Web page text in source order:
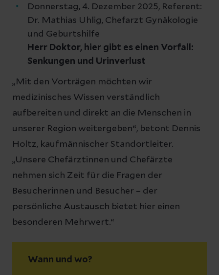
Donnerstag, 4. Dezember 2025, Referent:
Dr. Mathias Uhlig, Chefarzt Gynäkologie
und Geburtshilfe
Herr Doktor, hier gibt es einen Vorfall:
Senkungen und Urinverlust
„Mit den Vorträgen möchten wir
medizinisches Wissen verständlich
aufbereiten und direkt an die Menschen in
unserer Region weitergeben“, betont Dennis
Holtz, kaufmännischer Standortleiter.
„Unsere Chefärztinnen und Chefärzte
nehmen sich Zeit für die Fragen der
Besucherinnen und Besucher – der
persönliche Austausch bietet hier einen
besonderen Mehrwert.“
Wann und wo?